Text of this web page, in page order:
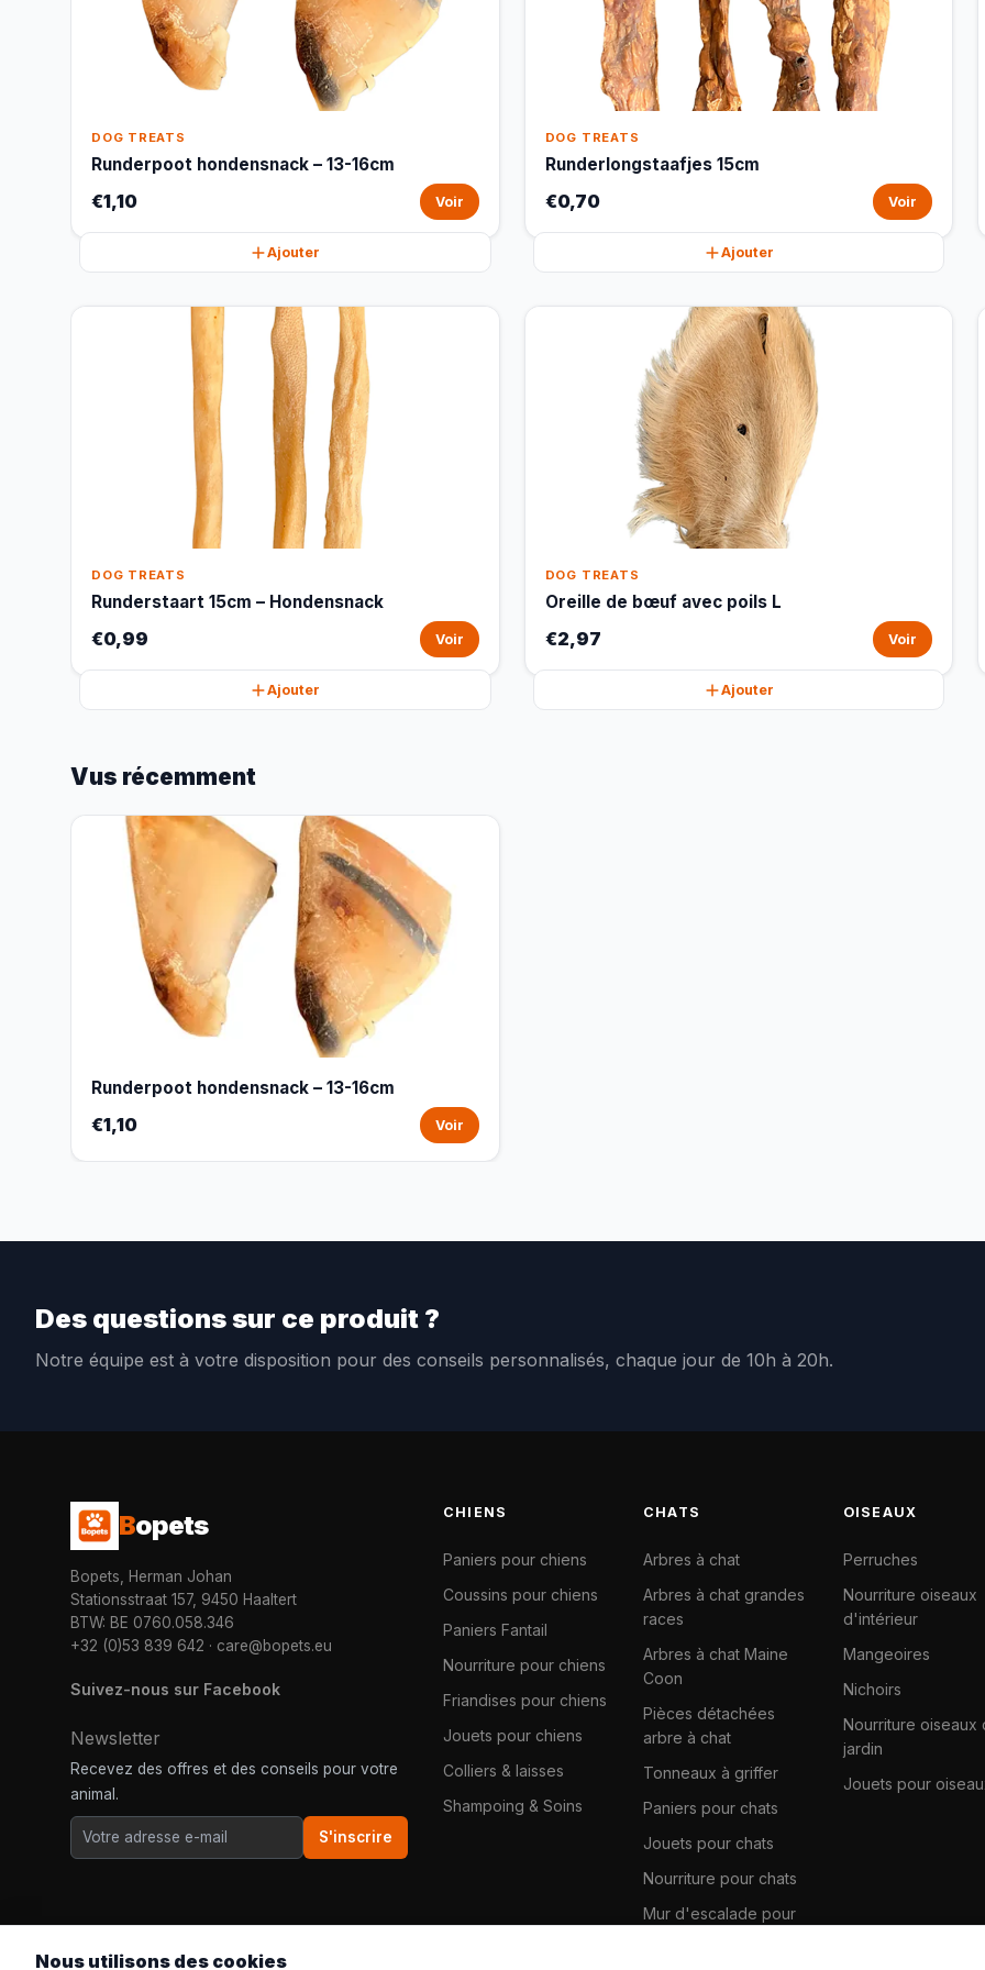
DOG TREATS
Runderpoot hondensnack – 13-16cm
€1,10 Voir
Ajouter
DOG TREATS
Runderlongstaafjes 15cm
€0,70 Voir
Ajouter
DOG TREATS
Runderstaart 15cm – Hondensnack
€0,99 Voir
Ajouter
DOG TREATS
Oreille de bœuf avec poils L
€2,97 Voir
Ajouter
Vus récemment
Runderpoot hondensnack – 13-16cm
€1,10 Voir
Des questions sur ce produit ?
Notre équipe est à votre disposition pour des conseils personnalisés, chaque jour de 10h à 20h.
Bopets
Bopets, Herman Johan
Stationsstraat 157, 9450 Haaltert
BTW: BE 0760.058.346
+32 (0)53 839 642 · care@bopets.eu
Suivez-nous sur Facebook
Newsletter
Recevez des offres et des conseils pour votre
animal.
S'inscrire
CHIENS
Paniers pour chiens
Coussins pour chiens
Paniers Fantail
Nourriture pour chiens
Friandises pour chiens
Jouets pour chiens
Colliers & laisses
Shampoing & Soins
CHATS
Arbres à chat
Arbres à chat grandes
races
Arbres à chat Maine
Coon
Pièces détachées
arbre à chat
Tonneaux à griffer
Paniers pour chats
Jouets pour chats
Nourriture pour chats
Mur d'escalade pour
OISEAUX
Perruches
Nourriture oiseaux
d'intérieur
Mangeoires
Nichoirs
Nourriture oiseaux
jardin
Jouets pour
Nous utilisons des cookies